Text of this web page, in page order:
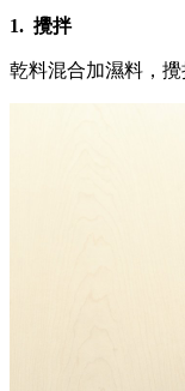
1. 攪拌
乾料混合加濕料，